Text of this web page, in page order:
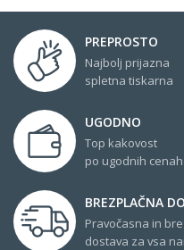
PREPROSTO
Najbolj prijazna
spletna tiskarna
UGODNO
Top kakovost
po ugodnih cenah
BREZPLAČNA
Pravočasna in
dostava za vsa